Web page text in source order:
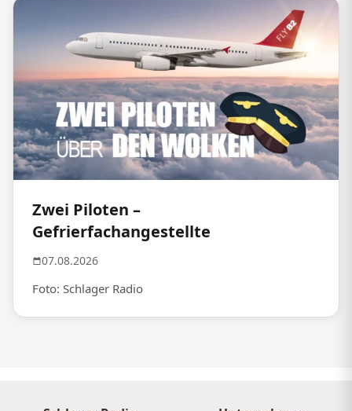
Zwei Piloten –
Gefrierfachangestellte
07.08.2026
Foto: Schlager Radio